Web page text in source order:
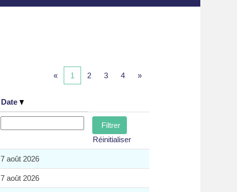
« 1 2 3 4 »
Date
Réinitialiser
7 août 2026
7 août 2026